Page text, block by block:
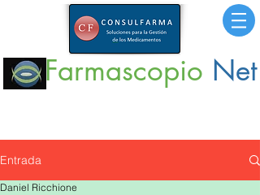
Farmascopio Net
Entrada
Daniel Ricchione